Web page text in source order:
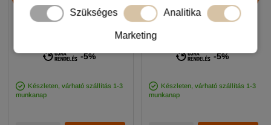
Szükséges Analitika
Marketing
-5%
Készleten, várható szállítás 1-3
munkanap
17+1kg
-5%
Készleten, várható szállítás 1-3
munkanap